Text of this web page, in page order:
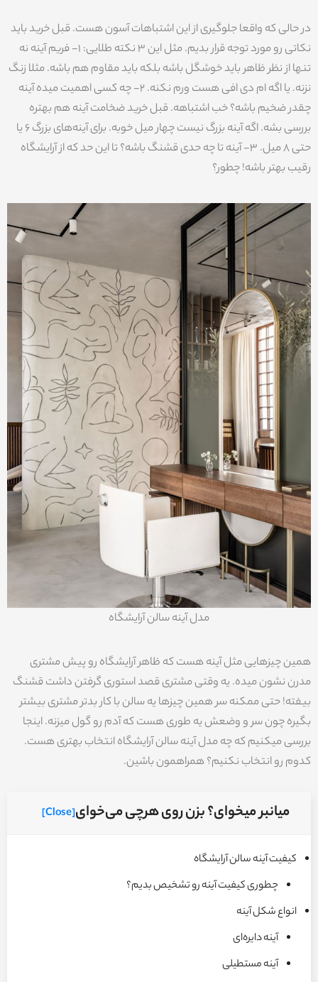
در حالی که واقعا جلوگیری از این اشتباهات آسون هست. قبل خرید باید
نکاتی رو مورد توجه قرار بدیم. مثل این 3 نکته طلایی: 1- فریم آینه نه
تنها از نظر ظاهر باید خوشگل باشه بلکه باید مقاوم هم باشه. مثلا زنگ
نزنه. یا اگه ام دی افی هست ورم نکنه. 2- چه کسی اهمیت میده آینه
چقدر ضخیم باشه؟ خب اشتباهه. قبل خرید ضخامت آینه هم بهتره
بررسی بشه. اگه آینه بزرگ نیست چهار میل خوبه. برای آینه‌های بزرگ 6 یا
حتی 8 میل. 3- آینه تا چه حدی قشنگ باشه؟ تا این حد که از آرایشگاه
رقیب بهتر باشه! چطور؟
مدل آینه سالن آرایشگاه
همین چیزهایی مثل آینه هست که ظاهر آرایشگاه رو پیش مشتری
مدرن نشون میده. یه وقتی مشتری قصد استوری گرفتن داشت قشنگ
بیفته! حتی ممکنه سر همین چیزها یه سالن با کار بدتر مشتری بیشتر
بگیره چون سر و وضعش یه طوری هست که آدم رو گول میزنه. اینجا
بررسی میکنیم که چه مدل آینه سالن آرایشگاه انتخاب بهتری هست.
کدوم رو انتخاب نکنیم؟ همراهمون باشین.
میانبر میخوای؟ بزن روی هرچی می‌خوای[Close]
کیفیت آینه سالن آرایشگاه
چطوری کیفیت آینه رو تشخیص بدیم؟
انواع شکل آینه
آینه دایره‌ای
آینه مستطیلی